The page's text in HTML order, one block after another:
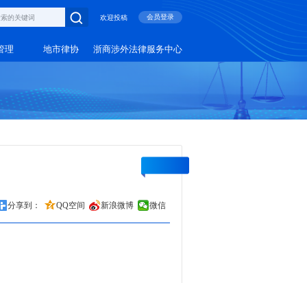
欢迎投稿 会员登录
理 地市律协 浙商涉外法律服务中心
分享到： QQ空间 新浪微博 微信